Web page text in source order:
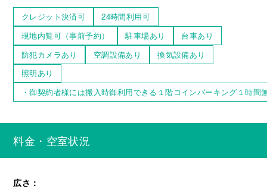
クレジット決済可
24時間利用可
現地内覧可（事前予約）
駐車場あり
台車あり
防犯カメラあり
空調設備あり
換気設備あり
照明あり
・御契約者様には搬入時御利用できる１階コインパーキング１時
料金・空室状況
広さ：